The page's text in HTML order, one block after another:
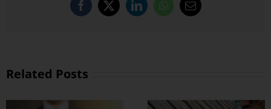
Facebook
X LinkedInWhatsApp
Email
Related Posts